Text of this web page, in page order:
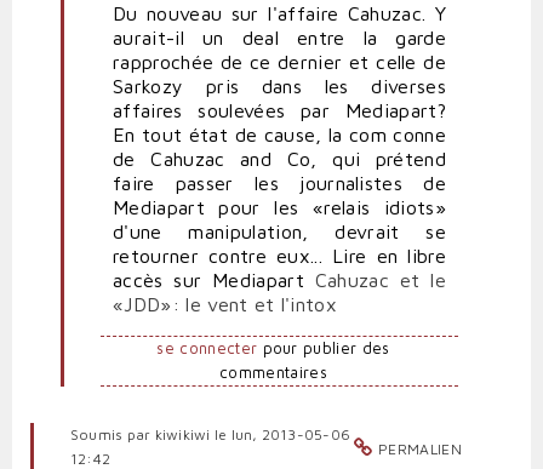
Cahuzac
les
preuves
sont
là...
par
politpro
Du nouveau sur l'affaire Cahuzac. Y
aurait-il un deal entre la garde
rapprochée de ce dernier et celle de
Sarkozy pris dans les diverses
affaires soulevées par Mediapart?
En tout état de cause, la com conne
de Cahuzac and Co, qui prétend
faire passer les journalistes de
Mediapart pour les «relais idiots»
d'une manipulation, devrait se
retourner contre eux... Lire en libre
accès sur Mediapart Cahuzac et le
«JDD»: le vent et l'intox
se connecter pour publier des
commentaires
PERMALIEN
Soumis par kiwikiwi le lun, 2013-05-06
12:42